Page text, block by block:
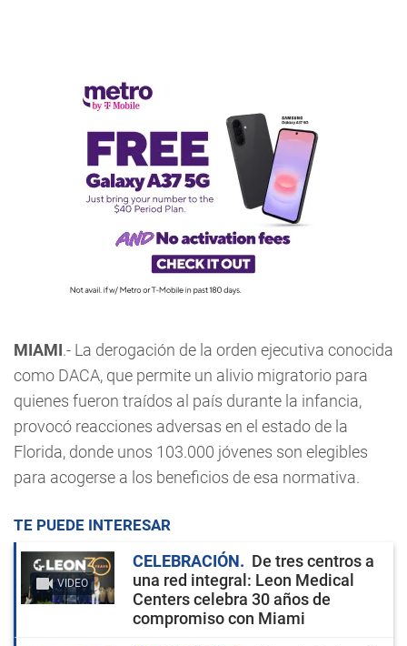
MIAMI.- La derogación de la orden ejecutiva conocida
como DACA, que permite un alivio migratorio para
quienes fueron traídos al país durante la infancia,
provocó reacciones adversas en el estado de la
Florida, donde unos 103.000 jóvenes son elegibles
para acogerse a los beneficios de esa normativa.
TE PUEDE INTERESAR
VIDEO
CELEBRACIÓN
De tres centros a
una red integral: Leon Medical
Centers celebra 30 años de
compromiso con Miami